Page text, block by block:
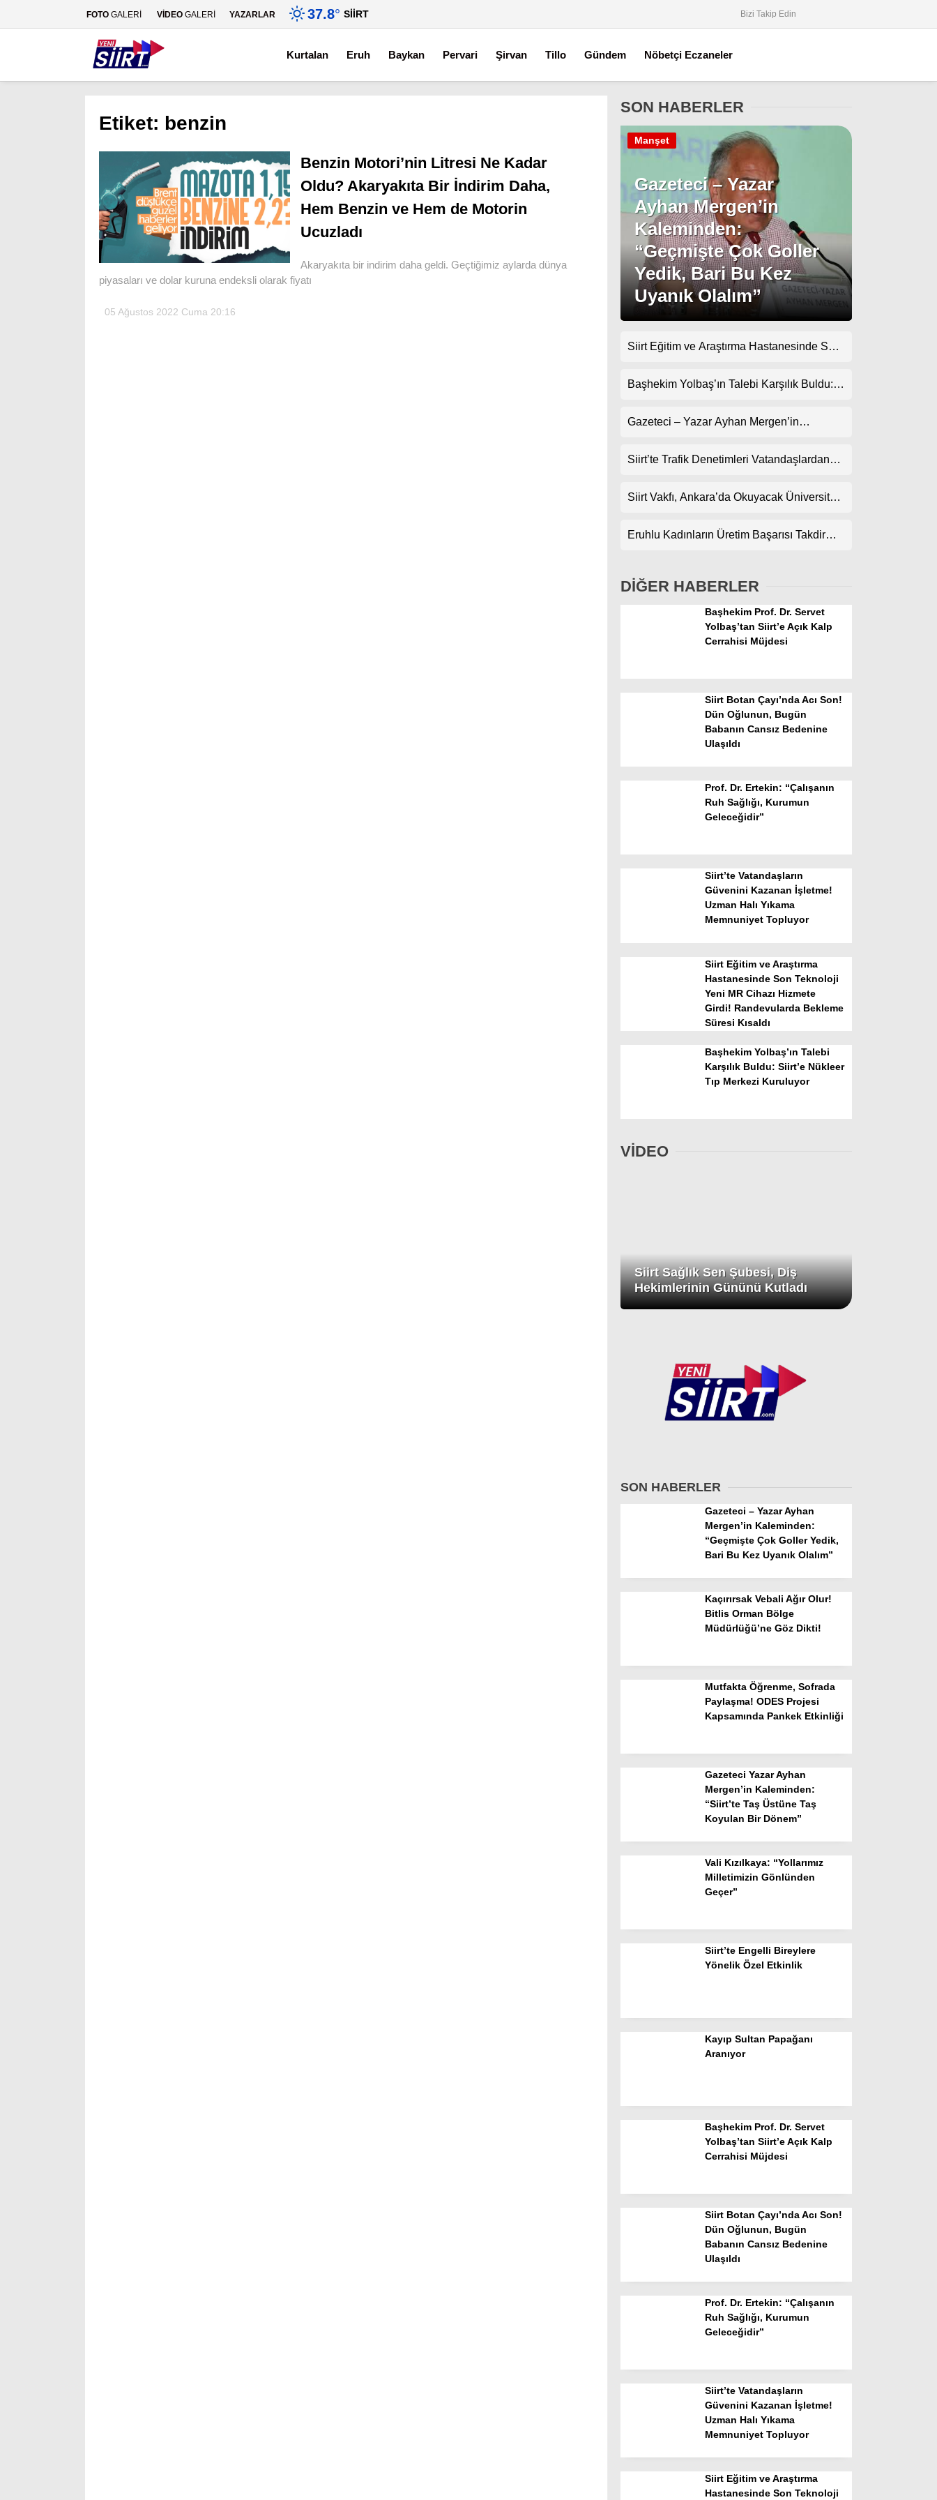
Gündem
Spor
Magazin
Instagram
FOTO GALERİ VİDEO GALERİ YAZARLAR 37.8° SIIRT Bizi Takip Edin
Kurtalan Eruh Baykan Pervari Şirvan Tillo Gündem Nöbetçi Eczaneler
Etiket: benzin
Benzin Motori’nin Litresi Ne Kadar
Oldu? Akaryakıta Bir İndirim Daha,
Hem Benzin ve Hem de Motorin
Ucuzladı
Akaryakıta bir indirim daha geldi. Geçtiğimiz aylarda dünya
piyasaları ve dolar kuruna endeksli olarak fiyatı
05 Ağustos 2022 Cuma 20:16
SON HABERLER
Gazeteci – Yazar
Ayhan Mergen’in
Kaleminden:
“Geçmişte Çok Goller
Yedik, Bari Bu Kez
Uyanık Olalım”
Manşet
Siirt Eğitim ve Araştırma Hastanesinde Son
Randevularda Bekleme Süresi Kısaldı
Başhekim Yolbaş’ın Talebi Karşılık Buldu:
Gazeteci – Yazar Ayhan Mergen’in
Kuralları”
Siirt’te Trafik Denetimleri Vatandaşlardan
Siirt Vakfı, Ankara’da Okuyacak Üniversite
Eruhlu Kadınların Üretim Başarısı Takdir
DİĞER HABERLER
Başhekim Prof. Dr. Servet
Yolbaş’tan Siirt’e Açık Kalp
Cerrahisi Müjdesi
Siirt Botan Çayı’nda Acı Son!
Dün Oğlunun, Bugün
Babanın Cansız Bedenine
Ulaşıldı
Prof. Dr. Ertekin: “Çalışanın
Ruh Sağlığı, Kurumun
Geleceğidir”
Siirt’te Vatandaşların
Güvenini Kazanan İşletme!
Uzman Halı Yıkama
Memnuniyet Topluyor
Siirt Eğitim ve Araştırma
Hastanesinde Son Teknoloji
Yeni MR Cihazı Hizmete
Girdi! Randevularda Bekleme
Süresi Kısaldı
Başhekim Yolbaş’ın Talebi
Karşılık Buldu: Siirt’e Nükleer
Tıp Merkezi Kuruluyor
VİDEO
Siirt Sağlık Sen Şubesi, Diş
Hekimlerinin Gününü Kutladı
SON HABERLER
Gazeteci – Yazar Ayhan
Mergen’in Kaleminden:
“Geçmişte Çok Goller Yedik,
Bari Bu Kez Uyanık Olalım”
Kaçırırsak Vebali Ağır Olur!
Bitlis Orman Bölge
Müdürlüğü’ne Göz Dikti!
Mutfakta Öğrenme, Sofrada
Paylaşma! ODES Projesi
Kapsamında Pankek Etkinliği
Gazeteci Yazar Ayhan
Mergen’in Kaleminden:
“Siirt’te Taş Üstüne Taş
Koyulan Bir Dönem”
Vali Kızılkaya: “Yollarımız
Milletimizin Gönlünden
Geçer”
Siirt’te Engelli Bireylere
Yönelik Özel Etkinlik
Kayıp Sultan Papağanı
Aranıyor
Başhekim Prof. Dr. Servet
Yolbaş’tan Siirt’e Açık Kalp
Cerrahisi Müjdesi
Siirt Botan Çayı’nda Acı Son!
Dün Oğlunun, Bugün
Babanın Cansız Bedenine
Ulaşıldı
Prof. Dr. Ertekin: “Çalışanın
Ruh Sağlığı, Kurumun
Geleceğidir”
Siirt’te Vatandaşların
Güvenini Kazanan İşletme!
Uzman Halı Yıkama
Memnuniyet Topluyor
Siirt Eğitim ve Araştırma
Hastanesinde Son Teknoloji